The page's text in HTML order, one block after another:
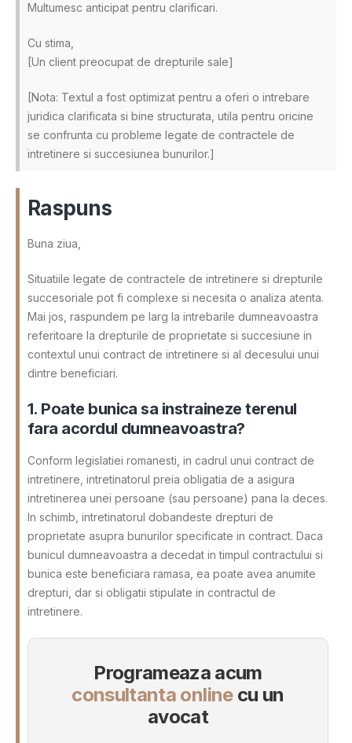
Multumesc anticipat pentru clarificari.
Cu stima,
[Un client preocupat de drepturile sale]
[Nota: Textul a fost optimizat pentru a oferi o intrebare
juridica clarificata si bine structurata, utila pentru oricine
se confrunta cu probleme legate de contractele de
intretinere si succesiunea bunurilor.]
Raspuns
Buna ziua,
Situatiile legate de contractele de intretinere si drepturile
succesoriale pot fi complexe si necesita o analiza atenta.
Mai jos, raspundem pe larg la intrebarile dumneavoastra
referitoare la drepturile de proprietate si succesiune in
contextul unui contract de intretinere si al decesului unui
dintre beneficiari.
1. Poate bunica sa instraineze terenul
fara acordul dumneavoastra?
Conform legislatiei romanesti, in cadrul unui contract de
intretinere, intretinatorul preia obligatia de a asigura
intretinerea unei persoane (sau persoane) pana la deces.
In schimb, intretinatorul dobandeste drepturi de
proprietate asupra bunurilor specificate in contract. Daca
bunicul dumneavoastra a decedat in timpul contractului si
bunica este beneficiara ramasa, ea poate avea anumite
drepturi, dar si obligatii stipulate in contractul de
intretinere.
Programeaza acum
consultanta onlinecu un
avocat